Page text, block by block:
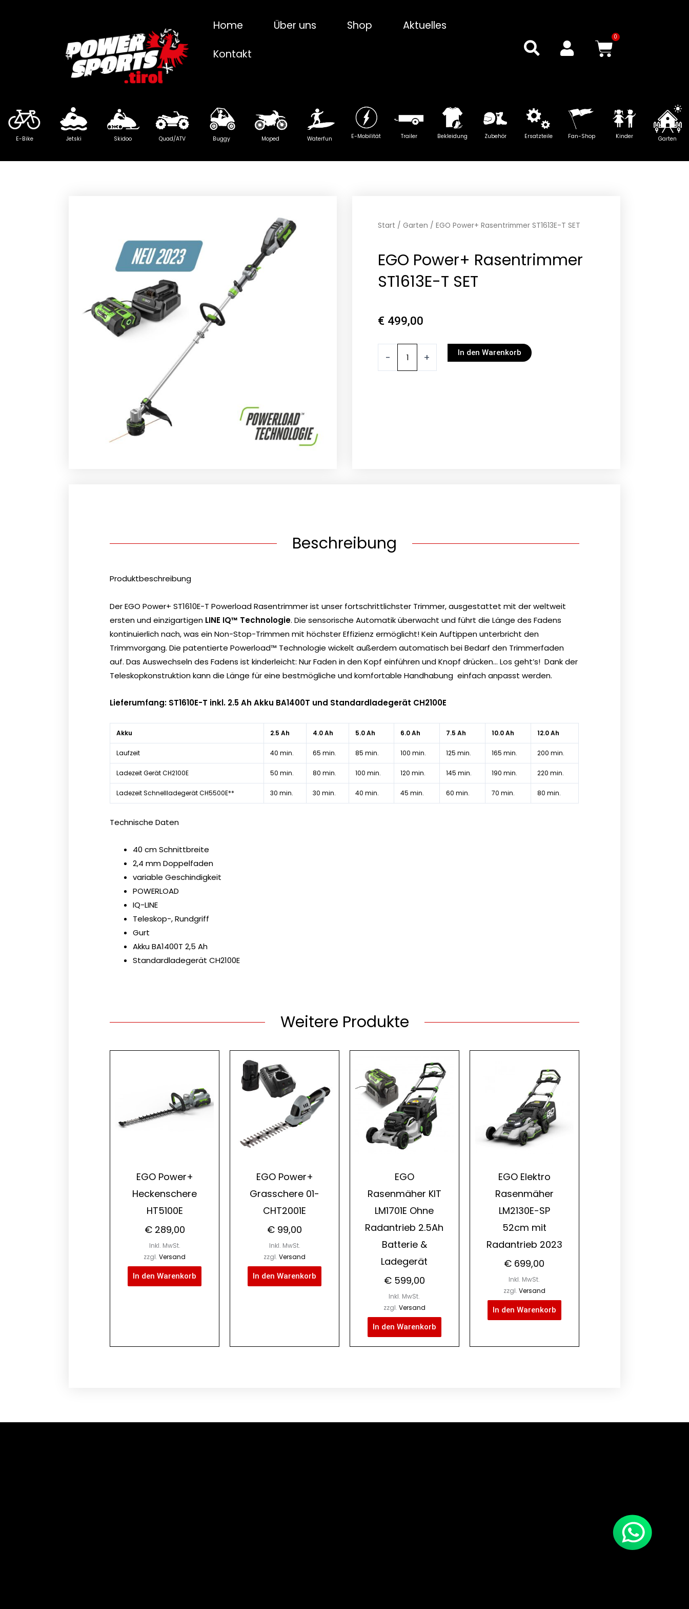
Home Über uns Shop Aktuelles
Kontakt
0
E-Bike Jetski Skidoo Quad/ATV Buggy Moped Waterfun E-Mobilität Trailer Bekleidung Zubehör Ersatzteile Fan-Shop Kinder Garten
Start / Garten / EGO Power+ Rasentrimmer ST1613E-T SET
EGO Power+ Rasentrimmer
ST1613E-T SET
€ 499,00
- + In den Warenkorb
Beschreibung
Produktbeschreibung
Der EGO Power+ ST1610E-T Powerload Rasentrimmer ist unser fortschrittlichster Trimmer, ausgestattet mit der weltweit
ersten und einzigartigen LINE IQ™ Technologie. Die sensorische Automatik überwacht und führt die Länge des Fadens
kontinuierlich nach, was ein Non-Stop-Trimmen mit höchster Effizienz ermöglicht! Kein Auftippen unterbricht den
Trimmvorgang. Die patentierte Powerload™ Technologie wickelt außerdem automatisch bei Bedarf den Trimmerfaden
auf. Das Auswechseln des Fadens ist kinderleicht: Nur Faden in den Kopf einführen und Knopf drücken… Los geht’s! Dank der
Teleskopkonstruktion kann die Länge für eine bestmögliche und komfortable Handhabung einfach anpasst werden.
Lieferumfang: ST1610E-T inkl. 2.5 Ah Akku BA1400T und Standardladegerät CH2100E
Akku 2.5 Ah 4.0 Ah 5.0 Ah 6.0 Ah 7.5 Ah 10.0 Ah 12.0 Ah
Laufzeit 40 min. 65 min. 85 min. 100 min. 125 min. 165 min. 200 min.
Ladezeit Gerät CH2100E 50 min. 80 min. 100 min. 120 min. 145 min. 190 min. 220 min.
Ladezeit Schnellladegerät CH5500E** 30 min. 30 min. 40 min. 45 min. 60 min. 70 min. 80 min.
Technische Daten
40 cm Schnittbreite
2,4 mm Doppelfaden
variable Geschindigkeit
POWERLOAD
IQ-LINE
Teleskop-, Rundgriff
Gurt
Akku BA1400T 2,5 Ah
Standardladegerät CH2100E
Weitere Produkte
EGO Power+
Heckenschere
HT5100E
€289,00
Inkl. MwSt.
zzgl.Versand
In den Warenkorb
EGO Power+
Grasschere 01-
CHT2001E
€ 99,00
Inkl. MwSt.
zzgl.Versand
In den Warenkorb
EGO
Rasenmäher KIT
LM1701E Ohne
Radantrieb 2.5Ah
Batterie &
Ladegerät
€599,00
Inkl. MwSt.
zzgl. Versand
In den Warenkorb
EGO Elektro
Rasenmäher
LM2130E-SP
52cm mit
Radantrieb 2023
€ 699,00
Inkl. MwSt.
zzgl. Versand
In den Warenkorb